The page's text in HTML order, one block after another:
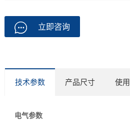
立即咨询
技术参数 产品尺寸 使
电气参数